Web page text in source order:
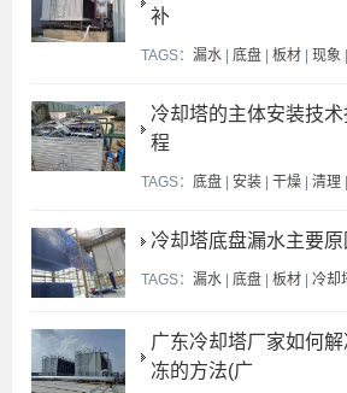
补
TAGS： 漏水 | 底盘 | 板材 | 现象 |
冷却塔的主体安装技
程
TAGS： 底盘 | 安装 | 干燥 | 清理 |
冷却塔底盘漏水主要
TAGS： 漏水 | 底盘 | 板材 | 冷却
广东冷却塔厂家如何
冻的方法(广